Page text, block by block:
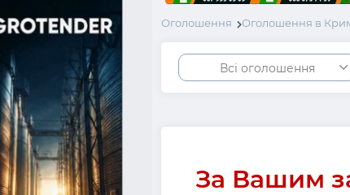
Оголошення Оголошення в
Всі оголошення
За Вашим